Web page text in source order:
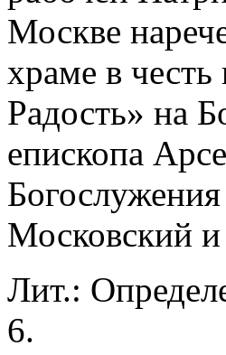
Москве
храме в
Радость» на
епископа
Московский и
Лит.:
6.